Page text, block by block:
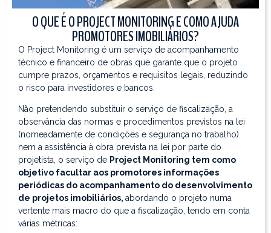
O QUE É O PROJECT MONITORING E COMO AJUDA
PROMOTORES IMOBILIÁRIOS?
O Project Monitoring é um serviço de acompanhamento
técnico e financeiro de obras que garante que o projeto
cumpre prazos, orçamentos e requisitos legais, reduzindo
o risco para investidores e bancos.
Não pretendendo substituir o serviço de fiscalização, a
observância das normas e procedimentos previstos na lei
(nomeadamente de condições e segurança no trabalho)
nem a assistência à obra prevista na lei por parte do
projetista, o serviço de Project Monitoring tem como
objetivo facultar aos promotores informações
periódicas do acompanhamento do desenvolvimento
de projetos imobiliários, abordando o projeto numa
vertente mais macro do que a fiscalização, tendo em conta
várias métricas: